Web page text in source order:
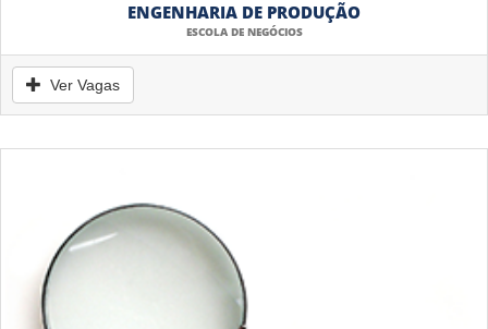
ENGENHARIA DE PRODUÇÃO
ESCOLA DE NEGÓCIOS
Ver Vagas